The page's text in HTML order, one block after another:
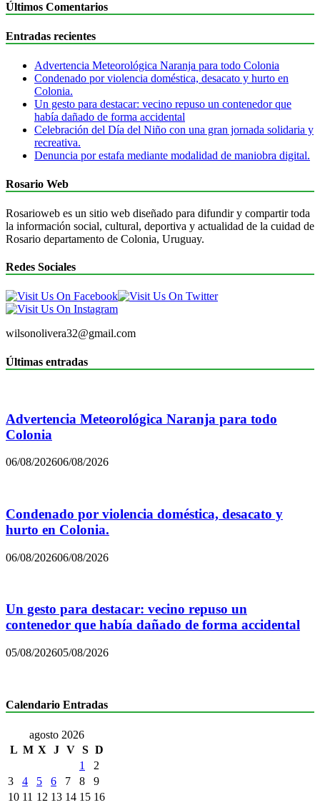
Últimos Comentarios
Entradas recientes
Advertencia Meteorológica Naranja para todo Colonia
Condenado por violencia doméstica, desacato y hurto en
Colonia.
Un gesto para destacar: vecino repuso un contenedor que
había dañado de forma accidental
Celebración del Día del Niño con una gran jornada solidaria y
recreativa.
Denuncia por estafa mediante modalidad de maniobra digital.
Rosario Web
Rosarioweb es un sitio web diseñado para difundir y compartir toda
la información social, cultural, deportiva y actualidad de la cuidad de
Rosario departamento de Colonia, Uruguay.
Redes Sociales
wilsonolivera32@gmail.com
Últimas entradas
Advertencia Meteorológica Naranja para todo
Colonia
06/08/202606/08/2026
Condenado por violencia doméstica, desacato y
hurto en Colonia.
06/08/202606/08/2026
Un gesto para destacar: vecino repuso un
contenedor que había dañado de forma accidental
05/08/202605/08/2026
Calendario Entradas
agosto 2026
L M X J V S D
1
2
3
4 5 6 7 8
9
10 11 12 13 14 15 16